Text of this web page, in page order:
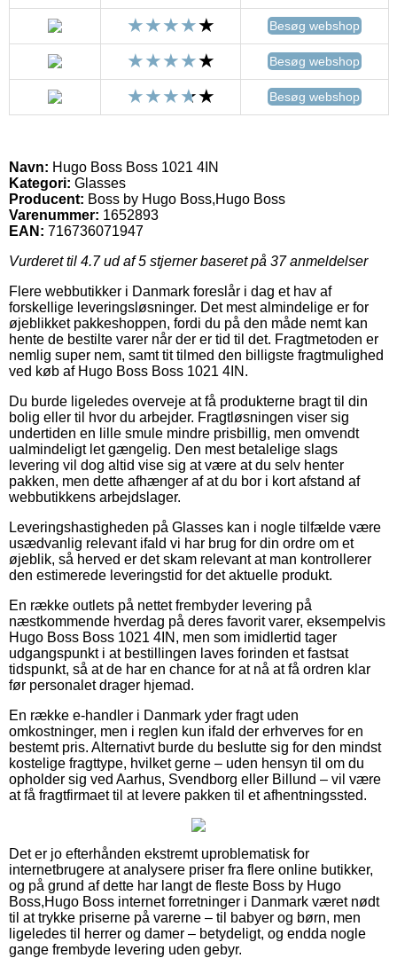
Besøg webshop
Besøg webshop
Besøg webshop
Navn: Hugo Boss Boss 1021 4IN
Kategori: Glasses
Producent: Boss by Hugo Boss,Hugo Boss
Varenummer: 1652893
EAN: 716736071947
Vurderet til 4.7ud af 5 stjerner baseret på 37anmeldelser
Flere webbutikker i Danmark foreslår i dag et hav af
forskellige leveringsløsninger. Det mest almindelige er for
øjeblikket pakkeshoppen, fordi du på den måde nemt kan
hente de bestilte varer når der er tid til det. Fragtmetoden er
nemlig super nem, samt tit tilmed den billigste fragtmulighed
ved køb af Hugo Boss Boss 1021 4IN.
Du burde ligeledes overveje at få produkterne bragt til din
bolig eller til hvor du arbejder. Fragtløsningen viser sig
undertiden en lille smule mindre prisbillig, men omvendt
ualmindeligt let gængelig. Den mest betalelige slags
levering vil dog altid vise sig at være at du selv henter
pakken, men dette afhænger af at du bor i kort afstand af
webbutikkens arbejdslager.
Leveringshastigheden på Glasses kan i nogle tilfælde være
usædvanlig relevant ifald vi har brug for din ordre om et
øjeblik, så herved er det skam relevant at man kontrollerer
den estimerede leveringstid for det aktuelle produkt.
En række outlets på nettet frembyder levering på
næstkommende hverdag på deres favorit varer, eksempelvis
Hugo Boss Boss 1021 4IN, men som imidlertid tager
udgangspunkt i at bestillingen laves forinden et fastsat
tidspunkt, så at de har en chance for at nå at få ordren klar
før personalet drager hjemad.
En række e-handler i Danmark yder fragt uden
omkostninger, men i reglen kun ifald der erhverves for en
bestemt pris. Alternativt burde du beslutte sig for den mindst
kostelige fragttype, hvilket gerne – uden hensyn til om du
opholder sig ved Aarhus, Svendborg eller Billund – vil være
at få fragtfirmaet til at levere pakken til et afhentningssted.
Det er jo efterhånden ekstremt uproblematisk for
internetbrugere at analysere priser fra flere online butikker,
og på grund af dette har langt de fleste Boss by Hugo
Boss,Hugo Boss internet forretninger i Danmark været nødt
til at trykke priserne på varerne – til babyer og børn, men
ligeledes til herrer og damer – betydeligt, og endda nogle
gange frembyde levering uden gebyr.